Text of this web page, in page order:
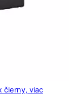
čierny, viac